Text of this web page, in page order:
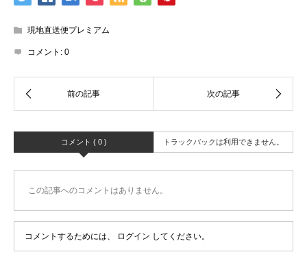
現地直送便プレミアム
コメント: 0
コメント ( 0 ) トラックバックは利用できません。
この記事へのコメントはありません。
コメントするためには、 ログイン してください。